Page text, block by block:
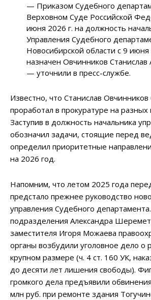
— Приказом Судебного
Верховном Суде Российской
июня 2026 г. на должность
Управления Судебного
Новосибирской области с 9
назначен Овчинников Станислав
— уточнили в пресс-службе.
Известно, что Станислав
проработал в прокуратуре на разных
Заступив в должность начальника
обозначил задачи, стоящие перед
определил приоритетные
на 2026 год.
Напомним, что летом 2025 года
предстало прежнее руководство
управления Судебного
подразделения Александра
заместителя Игоря Можаева
органы возбудили уголовное дело о
крупном размере (ч. 4 ст. 160 УК,
до десяти лет лишения свободы).
громкого дела предъявили
млн руб. при ремонте здания